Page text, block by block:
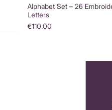
Alphabet Set – 26
Letters
Price
€110.00